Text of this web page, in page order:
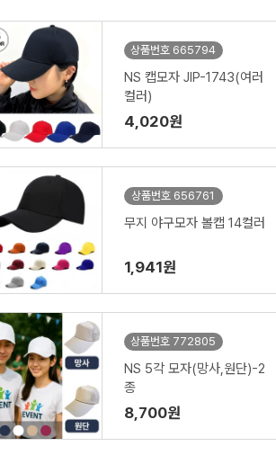
상품번호 665794
NS 캡모자 JIP-1743(여러
컬러)
4,020원
상품번호 656761
무지 야구모자 볼캡 14컬러
1,941원
상품번호 772805
NS 5각 모자(망사,원단)-2
종
8,700원